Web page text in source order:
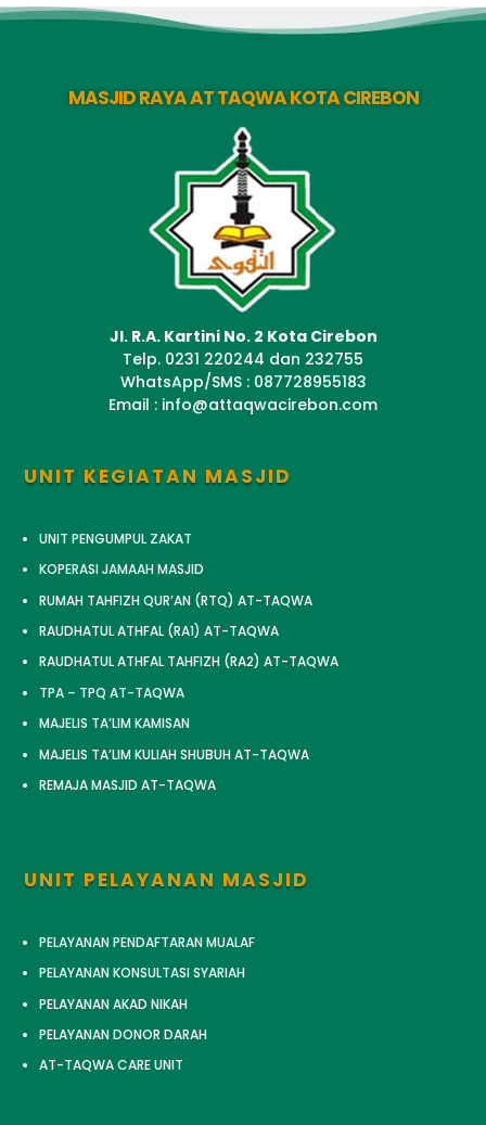
MASJID RAYA AT TAQWA KOTA CIREBON
Jl. R.A. Kartini No. 2 Kota Cirebon
Telp. 0231 220244 dan 232755
WhatsApp/SMS : 087728955183
Email : info@attaqwacirebon.com
UNIT KEGIATAN MASJID
UNIT PENGUMPUL ZAKAT
KOPERASI JAMAAH MASJID
RUMAH TAHFIZH QUR’AN (RTQ) AT-TAQWA
RAUDHATUL ATHFAL (RA1) AT-TAQWA
RAUDHATUL ATHFAL TAHFIZH (RA2) AT-TAQWA
TPA – TPQ AT-TAQWA
MAJELIS TA’LIM KAMISAN
MAJELIS TA’LIM KULIAH SHUBUH AT-TAQWA
REMAJA MASJID AT-TAQWA
UNIT PELAYANAN MASJID
PELAYANAN PENDAFTARAN MUALAF
PELAYANAN KONSULTASI SYARIAH
PELAYANAN AKAD NIKAH
PELAYANAN DONOR DARAH
AT-TAQWA CARE UNIT